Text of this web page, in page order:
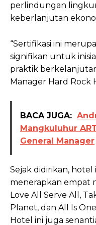
perlindungan
keberlanjutan
“Sertifikasi ini
signifikan untuk
praktik
Manager Hard Rock
BACA JUGA:
Mangkuluhur
General Manager
Sejak didirikan,
menerapkan empat
Love All Serve All,
Planet, dan All Is
Hotel ini juga